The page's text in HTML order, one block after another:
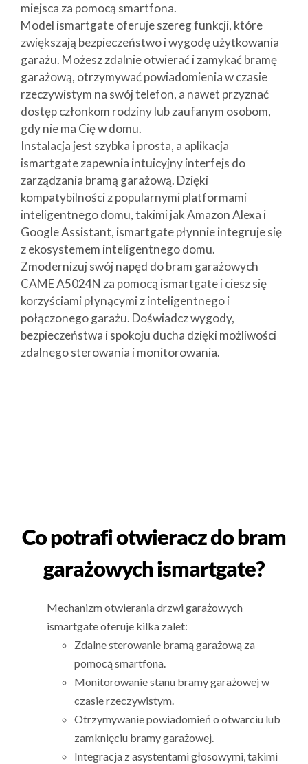
miejsca za pomocą smartfona.
Model ismartgate oferuje szereg funkcji, które
zwiększają bezpieczeństwo i wygodę użytkowania
garażu. Możesz zdalnie otwierać i zamykać bramę
garażową, otrzymywać powiadomienia w czasie
rzeczywistym na swój telefon, a nawet przyznać
dostęp członkom rodziny lub zaufanym osobom,
gdy nie ma Cię w domu.
Instalacja jest szybka i prosta, a aplikacja
ismartgate zapewnia intuicyjny interfejs do
zarządzania bramą garażową. Dzięki
kompatybilności z popularnymi platformami
inteligentnego domu, takimi jak Amazon Alexa i
Google Assistant, ismartgate płynnie integruje się
z ekosystemem inteligentnego domu.
Zmodernizuj swój napęd do bram garażowych
CAME A5024N za pomocą ismartgate i ciesz się
korzyściami płynącymi z inteligentnego i
połączonego garażu. Doświadcz wygody,
bezpieczeństwa i spokoju ducha dzięki możliwości
zdalnego sterowania i monitorowania.
Co potrafi otwieracz do bram
garażowych ismartgate?
Mechanizm otwierania drzwi garażowych
ismartgate oferuje kilka zalet:
Zdalne sterowanie bramą garażową za
pomocą smartfona.
Monitorowanie stanu bramy garażowej w
czasie rzeczywistym.
Otrzymywanie powiadomień o otwarciu lub
zamknięciu bramy garażowej.
Integracja z asystentami głosowymi, takimi